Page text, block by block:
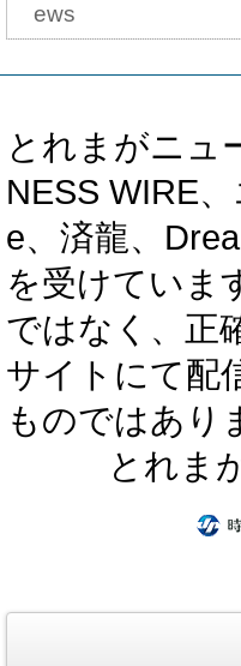
ews
とれまがニュ
NESS WIRE
e、済龍、
を受けていま
ではなく、正
サイトにて配
ものではあり
とれま